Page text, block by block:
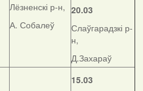
Лёзненскі р-н,
А. Собалеў
20.03
Слаўгарадзкі р-
н,
Д.Захараў
15.03